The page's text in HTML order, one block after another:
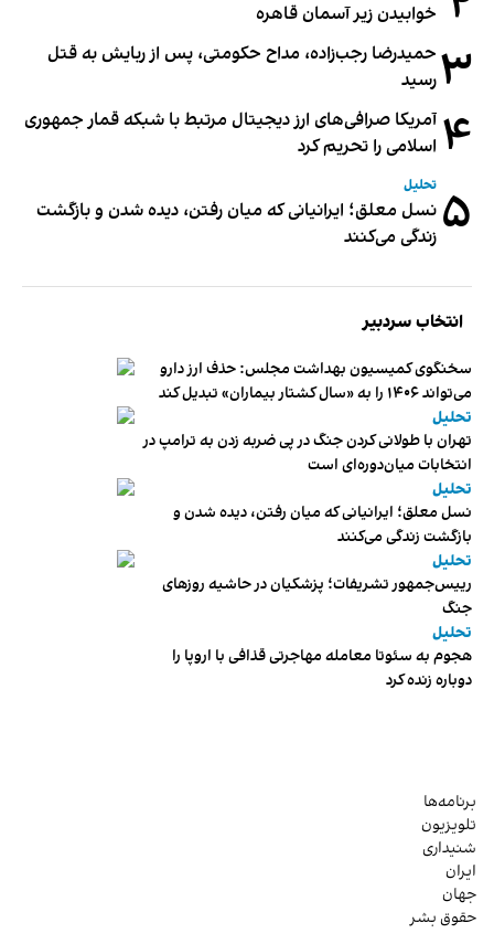
خوابیدن زیر آسمان قاهره
۳ حمیدرضا رجب‌زاده، مداح حکومتی، پس از ربایش به قتل
رسید
۴ آمریکا صرافی‌های ارز دیجیتال مرتبط با شبکه قمار جمهوری
اسلامی را تحریم کرد
۵ تحلیل
نسل معلق؛ ایرانیانی که میان رفتن، دیده شدن و بازگشت
زندگی می‌کنند
انتخاب سردبیر
سخنگوی کمیسیون بهداشت مجلس: حذف ارز دارو
می‌تواند ۱۴۰۶ را به «سال کشتار بیماران» تبدیل کند
تحلیل
تهران با طولانی کردن جنگ در پی ضربه زدن به ترامپ در
انتخابات میان‌دوره‌ای است
تحلیل
نسل معلق؛ ایرانیانی که میان رفتن، دیده شدن و
بازگشت زندگی می‌کنند
تحلیل
رییس‌جمهور تشریفات؛ پزشکیان در حاشیه روزهای
جنگ
تحلیل
هجوم به سئوتا معامله مهاجرتی قذافی با اروپا را
دوباره زنده کرد
برنامه‌ها
تلویزیون
شنیداری
ایران
جهان
حقوق بشر